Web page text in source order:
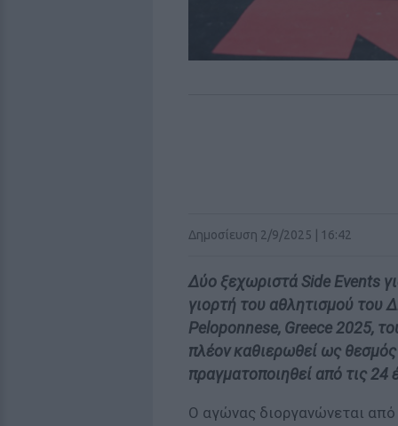
Δημοσίευση 2/9/2025 | 16:42
Δύο ξεχωριστά Side Events
γιορτή του αθλητισμού του
Peloponnese, Greece 2025,
πλέον καθιερωθεί ως
πραγματοποιηθεί από τις
O αγώνας διοργανώνεται